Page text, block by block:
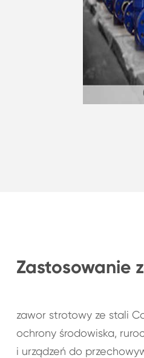
Zastosowanie
zawor strotowy ze stali
ochrony środowiska,
i urządzeń do